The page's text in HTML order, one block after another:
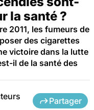
la santé ?
2011, les fumeurs de
des cigarettes
victoire dans la lutte
il de la santé des
Partager